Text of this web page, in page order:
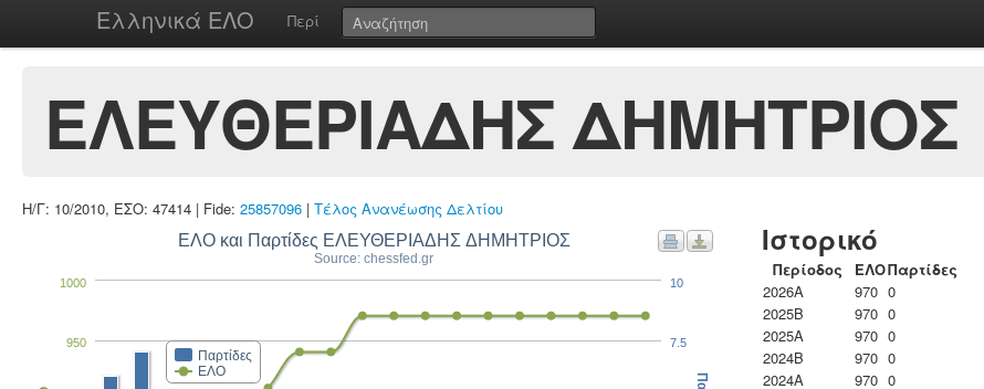
Ελληνικά ΕΛΟ Περί
ΕΛΕΥΘΕΡΙΑΔΗΣ ΔΗΜΗΤΡΙΟΣ
Η/Γ: 10/2010, ΕΣΟ: 47414 | Fide: 25857096 | Τέλος Ανανέωσης Δελτίου
ΕΛΟ και Παρτίδες ΕΛΕΥΘΕΡΙΑΔΗΣ ΔΗΜΗΤΡΙΟΣ
Source: chessfed.gr
Παρτίδες
ΕΛΟ
950
1000
7.5
10
Ιστορικό
Περίοδος ΕΛΟΠαρτίδες
2026A
970 0
2025B
970 0
2025A
970 0
2024B
970 0
2024A
970 0